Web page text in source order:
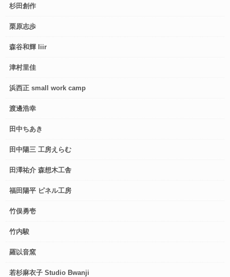
杉田創作
栗原志歩
森谷和輝 liir
津村里佳
浜西正 small work camp
渡邊浩幸
田中ちあき
田中陽三 工房えらむ
田澤祐介 森想木工舎
福田陽平 ピネル工房
竹俣勇壱
竹内駿
羅以音窯
若杉麻衣子 Studio Bwanji